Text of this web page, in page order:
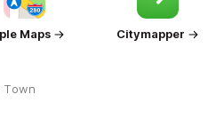
Maps Citymapper
Town